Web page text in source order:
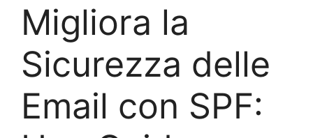
Migliora la
Sicurezza delle
Email con SPF: